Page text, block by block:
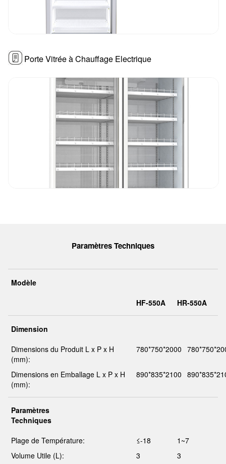
Porte Vitrée à Chauffage Electrique
Paramètres Techniques
Modèle
HF-550A
HR-550A
Dimension
Dimensions du Produit L x P x H
(mm):
780*750*2000
Dimensions en Emballage L x P x H
(mm):
890*835*2100
Paramètres
Techniques
Plage de Température:
≤-18
1~7
Volume Utile (L):
3 3